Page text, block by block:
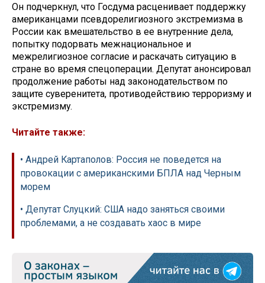
Он подчеркнул, что Госдума расценивает поддержку
американцами псевдорелигиозного экстремизма в
России как вмешательство в ее внутренние дела,
попытку подорвать межнациональное и
межрелигиозное согласие и раскачать ситуацию в
стране во время спецоперации. Депутат анонсировал
продолжение работы над законодательством по
защите суверенитета, противодействию терроризму и
экстремизму.
Читайте также:
• Андрей Картаполов: Россия не поведется на
провокации с американскими БПЛА над Черным
морем
• Депутат Слуцкий: США надо заняться своими
проблемами, а не создавать хаос в мире